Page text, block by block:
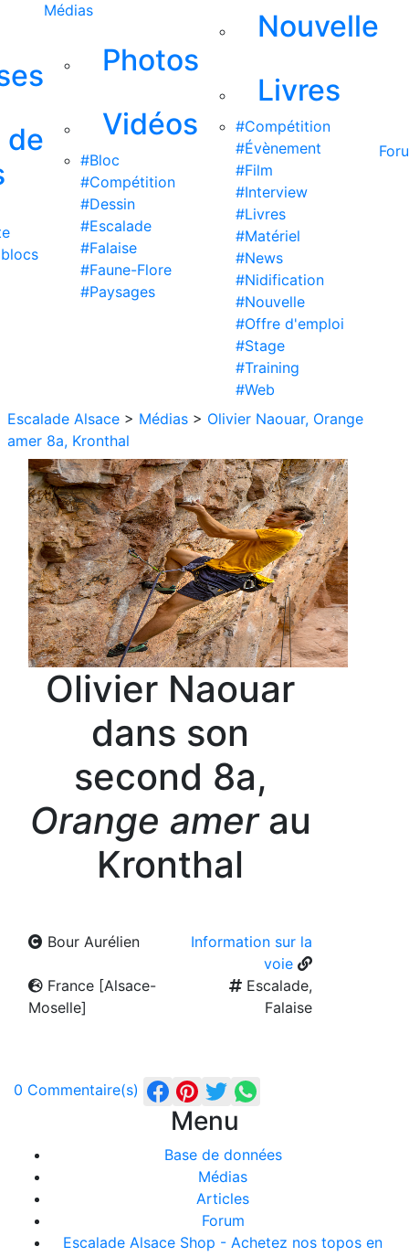
de
Médias
Photos
Vidéos
#Bloc
#Compétition
#Dessin
#Escalade
#Falaise
#Faune-Flore
#Paysages
Nouvelle
Livres
#Compétition
#Évènement
#Film
#Interview
#Livres
#Matériel
#News
#Nidification
#Nouvelle
#Offre d'emploi
#Stage
#Training
#Web
Escalade Alsace > Médias > Olivier Naouar, Orange
amer 8a, Kronthal
Olivier Naouar
dans son
second 8a,
Orange amerau
Kronthal
Bour Aurélien
Information sur la
voie
France [Alsace-
Moselle]
Escalade,
Falaise
0 Commentaire(s)
Menu
Base de données
Médias
Articles
Forum
Escalade Alsace Shop - Achetez nos topos en